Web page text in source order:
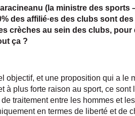
(la ministre des
des affilié·es des clubs sont
crèches au sein des clubs,
ça ?
objectif, et une proposition qui a le
à plus forte raison au sport, ce
traitement entre les hommes et
en termes de liberté et de